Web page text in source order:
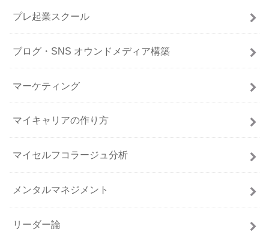
プレ起業スクール
ブログ・SNS オウンドメディア構築
マーケティング
マイキャリアの作り方
マイセルフコラージュ分析
メンタルマネジメント
リーダー論